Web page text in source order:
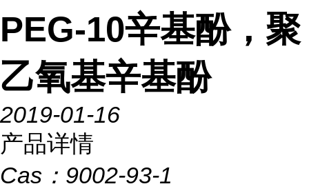
PEG-10辛基酚，聚
乙氧基辛基酚
2019-01-16
产品详情
Cas： 9002-93-1